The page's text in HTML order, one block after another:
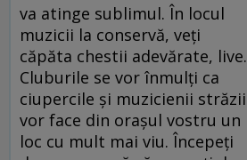
va atinge sublimul. În locul
muzicii la conservă, veţi
căpăta chestii adevărate, live.
Cluburile se vor înmulţi ca
ciupercile şi muzicienii străzii
vor face din oraşul vostru un
loc cu mult mai viu. Începeţi